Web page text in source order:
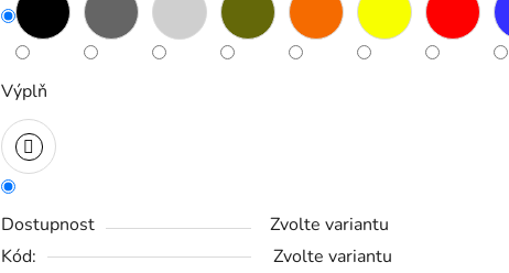
Výplň
Dostupnost
Zvolte variantu
Kód:
Zvolte variantu